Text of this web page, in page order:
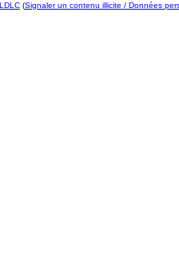
LDLC (Signaler un contenu illicite / Données